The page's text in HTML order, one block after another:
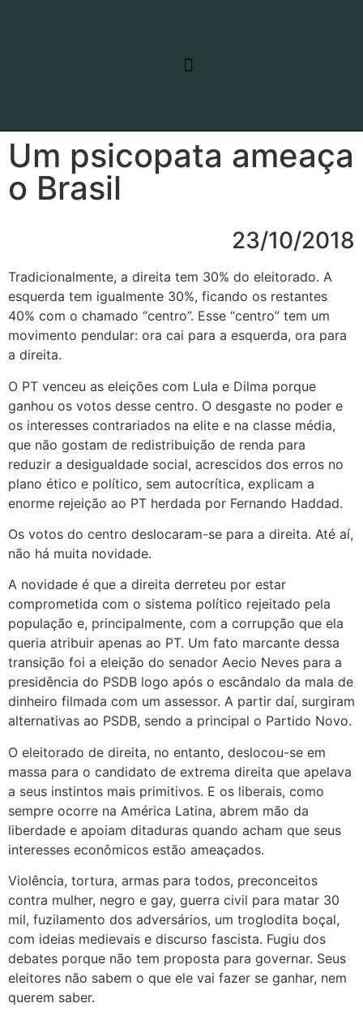
Um psicopata ameaça
o Brasil
23/10/2018
Tradicionalmente, a direita tem 30% do eleitorado. A
esquerda tem igualmente 30%, ficando os restantes
40% com o chamado “centro”. Esse “centro” tem um
movimento pendular: ora cai para a esquerda, ora para
a direita.
O PT venceu as eleições com Lula e Dilma porque
ganhou os votos desse centro. O desgaste no poder e
os interesses contrariados na elite e na classe média,
que não gostam de redistribuição de renda para
reduzir a desigualdade social, acrescidos dos erros no
plano ético e político, sem autocrítica, explicam a
enorme rejeição ao PT herdada por Fernando Haddad.
Os votos do centro deslocaram-se para a direita. Até aí,
não há muita novidade.
A novidade é que a direita derreteu por estar
comprometida com o sistema político rejeitado pela
população e, principalmente, com a corrupção que ela
queria atribuir apenas ao PT. Um fato marcante dessa
transição foi a eleição do senador Aecio Neves para a
presidência do PSDB logo após o escândalo da mala de
dinheiro filmada com um assessor. A partir daí, surgiram
alternativas ao PSDB, sendo a principal o Partido Novo.
O eleitorado de direita, no entanto, deslocou-se em
massa para o candidato de extrema direita que apelava
a seus instintos mais primitivos. E os liberais, como
sempre ocorre na América Latina, abrem mão da
liberdade e apoiam ditaduras quando acham que seus
interesses econômicos estão ameaçados.
Violência, tortura, armas para todos, preconceitos
contra mulher, negro e gay, guerra civil para matar 30
mil, fuzilamento dos adversários, um troglodita boçal,
com ideias medievais e discurso fascista. Fugiu dos
debates porque não tem proposta para governar. Seus
eleitores não sabem o que ele vai fazer se ganhar, nem
querem saber.